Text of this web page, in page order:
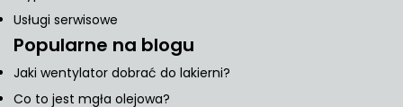
Usługi serwisowe
Popularne na blogu
Jaki wentylator dobrać do lakierni?
Co to jest mgła olejowa?